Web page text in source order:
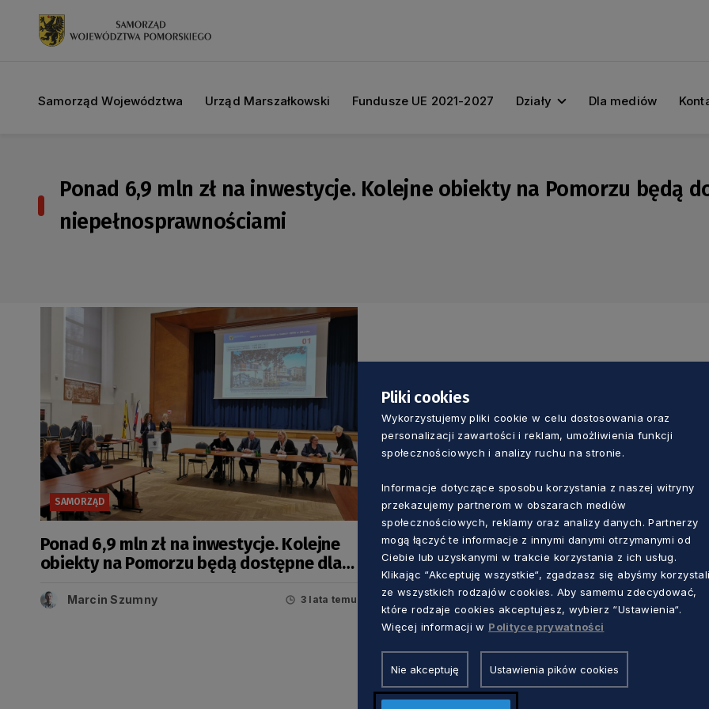
Samorząd Województwa Urząd Marszałkowski Fundusze UE 2021-2027 Działy Dla mediów
Ponad 6,9 mln zł na inwestycje. Kolejne obiekty na Pomorzu będą
niepełnosprawnościami
SAMORZĄD
Ponad 6,9 mln zł na inwestycje. Kolejne
obiekty na Pomorzu będą dostępne dla
Marcin Szumny 3 lata temu
Pliki cookies
Wykorzystujemy pliki cookie w celu dostosowania oraz
personalizacji zawartości i reklam, umożliwienia funkcji
społecznościowych i analizy ruchu na stronie.
Informacje dotyczące sposobu korzystania z naszej witryny
przekazujemy partnerom w obszarach mediów
społecznościowych, reklamy oraz analizy danych. Partnerzy
mogą łączyć te informacje z innymi danymi otrzymanymi od
Ciebie lub uzyskanymi w trakcie korzystania z ich usług.
Klikając “Akceptuję wszystkie“, zgadzasz się abyśmy
ze wszystkich rodzajów cookies. Aby samemu zdecydować,
które rodzaje cookies akceptujesz, wybierz “Ustawienia“.
Więcej informacji w Polityce prywatności
Nie akceptuję Ustawienia pików cookies